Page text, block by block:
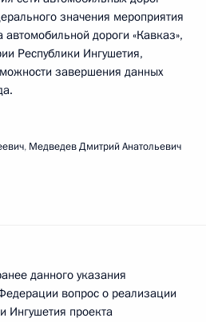
значения мероприятия
автомобильной дороги «Кавказ»,
Республики Ингушетия,
завершения данных
, Медведев Дмитрий Анатольевич
данного указания
вопрос о реализации
Ингушетия проекта